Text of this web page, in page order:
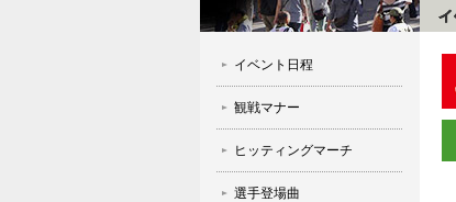
イベント日程
観戦マナー
ヒッティングマーチ
選手登場曲